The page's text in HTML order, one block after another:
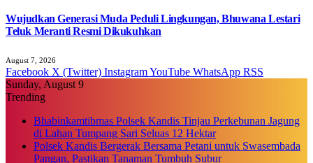
Wujudkan Generasi Muda Peduli Lingkungan, Bhuwana Lestari
Teluk Meranti Resmi Dikukuhkan
August 7, 2026
Facebook X (Twitter) InstagramYouTube WhatsApp RSS
Sunday, August 9
Trending
Bhabinkamtibmas Polsek Kandis Tinjau Perkebunan Jagung
di Lahan Tumpang Sari Seluas 12 Hektar
Polsek Kandis Bergerak Bersama Petani untuk Swasembada
Pangan, Pastikan Tanaman Tumbuh Subur